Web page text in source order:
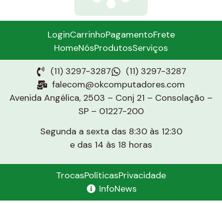
LoginCarrinhoPagamentoFrete
HomeNósProdutosServiços
(11) 3297-3287
(11) 3297-3287
falecom@okcomputadores.com
Avenida Angélica, 2503 – Conj 21 – Consolação –
SP – 01227-200
Segunda a sexta das 8:30 às 12:30
e das 14 às 18 horas
TrocasPolíticasPrivacidade
InfoNews